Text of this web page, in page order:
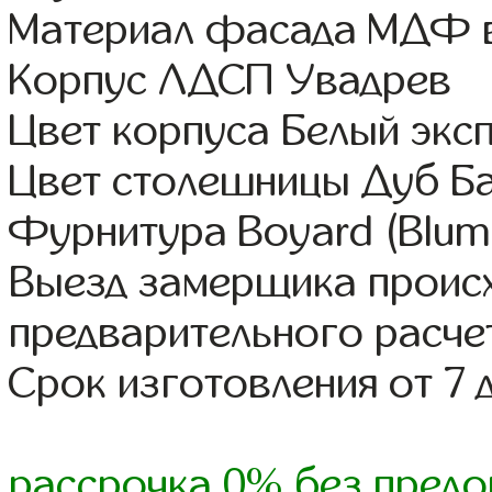
Материал фасада МДФ
Корпус ЛДСП Увадрев
Цвет корпуса Белый
Цвет столешницы Дуб
Фурнитура Boyard
Выезд замерщика
предварительного
Срок изготовления от 7